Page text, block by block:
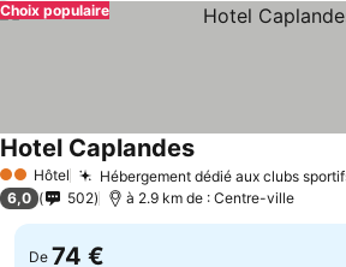
Choix populaire
2 Étoiles
Hôtel Hébergement dédié aux clubs
Hotel Caplandes
6,0 502 à 2.9 km de : Centre-ville
De 74 €